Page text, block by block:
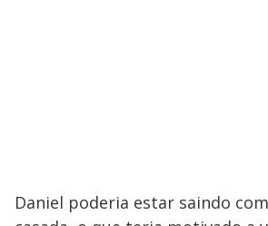
Daniel poderia estar saindo